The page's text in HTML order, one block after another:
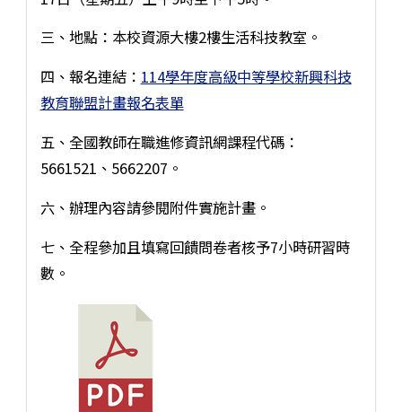
三、地點：本校資源大樓2樓生活科技教室。
四、報名連結： 114學年度高級中等學校新興科技
教育聯盟計畫報名表單
五、全國教師在職進修資訊網課程代碼：
5661521、5662207。
六、辦理內容請參閱附件實施計畫。
七、全程參加且填寫回饋問卷者核予7小時研習時
數。